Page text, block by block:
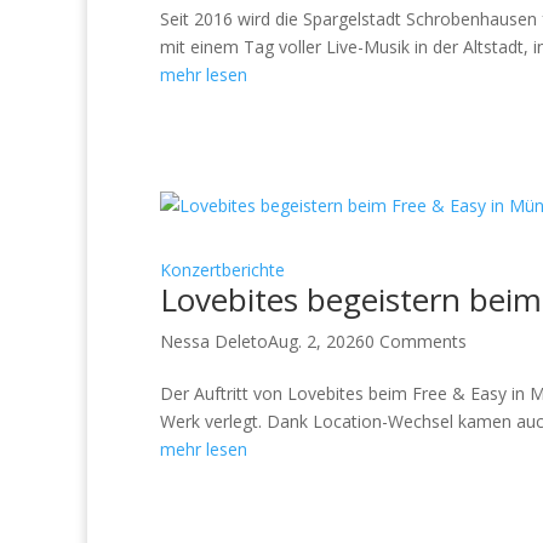
Seit 2016 wird die Spargelstadt
mit einem Tag voller Live-Musik in der Altstadt,
mehr lesen
Konzertberichte
Lovebites begeistern
Nessa DeletoAug. 2, 20260 Comments
Der Auftritt von Lovebites beim Free & Easy in
Werk verlegt. Dank Location-Wechsel kamen
mehr lesen